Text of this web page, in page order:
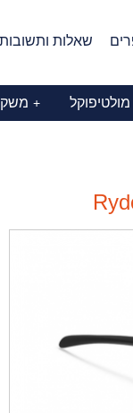
שאלות ותשובות
מולטיפוקל +